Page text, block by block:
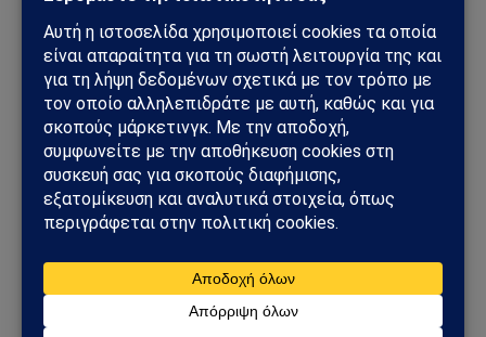
Η Βουλγαρία αρνείται την ένταξη της Κροατίας,
της Αλβανίας και του Κοσσυφοπεδίου στην
περικύκλωση της Σερβίας